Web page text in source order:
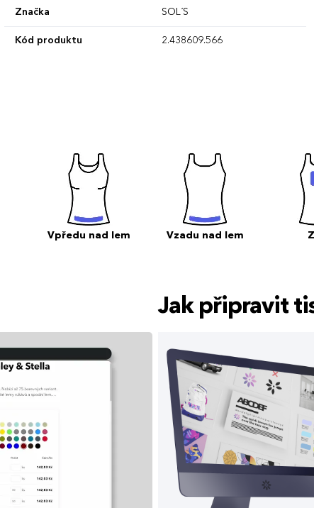
Značka SOL´S
Kód produktu 2.438609.566
Vpředu nad lem Vzadu nad lem
Jak připravit